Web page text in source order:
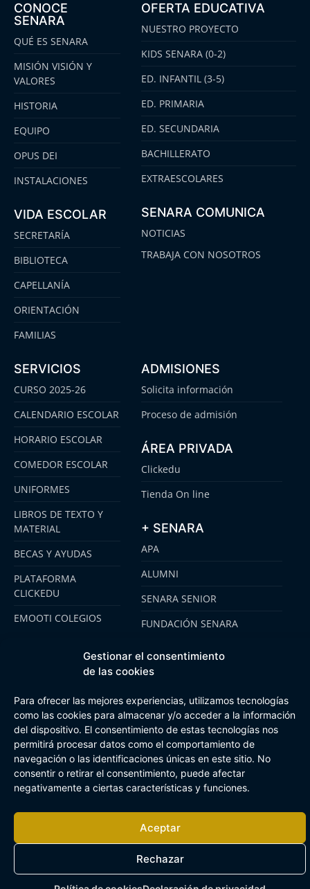
Gestionar el consentimiento
de las cookies
Para ofrecer las mejores experiencias, utilizamos tecnologías
como las cookies para almacenar y/o acceder a la información
del dispositivo. El consentimiento de estas tecnologías nos
permitirá procesar datos como el comportamiento de
navegación o las identificaciones únicas en este sitio. No
consentir o retirar el consentimiento, puede afectar
negativamente a ciertas características y funciones.
Aceptar
Rechazar
CONOCE
SENARA
QUÉ ES SENARA
MISIÓN VISIÓN Y
VALORES
HISTORIA
EQUIPO
OPUS DEI
INSTALACIONES
VIDA ESCOLAR
SECRETARÍA
BIBLIOTECA
CAPELLANÍA
ORIENTACIÓN
FAMILIAS
OFERTA EDUCATIVA
NUESTRO PROYECTO
KIDS SENARA (0-2)
ED. INFANTIL (3-5)
ED. PRIMARIA
ED. SECUNDARIA
BACHILLERATO
EXTRAESCOLARES
SENARA COMUNICA
NOTICIAS
TRABAJA CON NOSOTROS
SERVICIOS
CURSO 2025-26
CALENDARIO ESCOLAR
HORARIO ESCOLAR
COMEDOR ESCOLAR
UNIFORMES
LIBROS DE TEXTO Y
MATERIAL
BECAS Y AYUDAS
PLATAFORMA
CLICKEDU
EMOOTI COLEGIOS
ADMISIONES
Solicita información
Proceso de admisión
ÁREA PRIVADA
Clickedu
Tienda On line
+ SENARA
APA
ALUMNI
SENARA SENIOR
FUNDACIÓN SENARA
Buzón Plan Regional